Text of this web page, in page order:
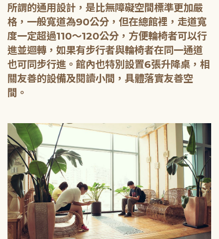
所謂的通用設計，是比無障礙空間標準更加嚴
格，一般寬道為90公分，但在總館裡，走道寬
度一定超過110～120公分，方便輪椅者可以行
進並迴轉，如果有步行者與輪椅者在同一通道
也可同步行進。館內也特別設置6張升降桌，相
關友善的設備及閱讀小間，具體落實友善空
間。